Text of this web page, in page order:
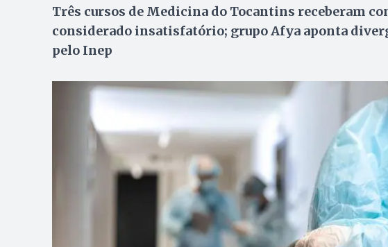
Três cursos de Medicina do Tocantins receberam
considerado insatisfatório; grupo Afya aponta
pelo Inep